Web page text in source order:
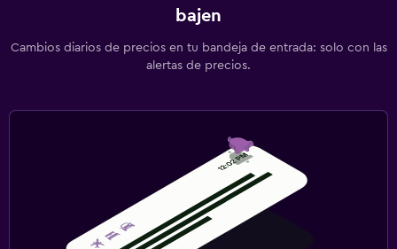
bajen
Cambios diarios de precios en tu bandeja de entrada: solo con las
alertas de precios.